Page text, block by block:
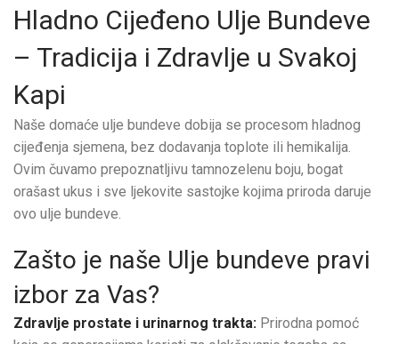
Hladno Cijeđeno Ulje Bundeve
– Tradicija i Zdravlje u Svakoj
Kapi
Naše domaće ulje bundeve dobija se procesom hladnog
cijeđenja sjemena, bez dodavanja toplote ili hemikalija.
Ovim čuvamo prepoznatljivu tamnozelenu boju, bogat
orašast ukus i sve ljekovite sastojke kojima priroda daruje
ovo ulje bundeve.
Zašto je naše Ulje bundeve pravi
izbor za Vas?
Zdravlje prostate i urinarnog trakta: Prirodna pomoć